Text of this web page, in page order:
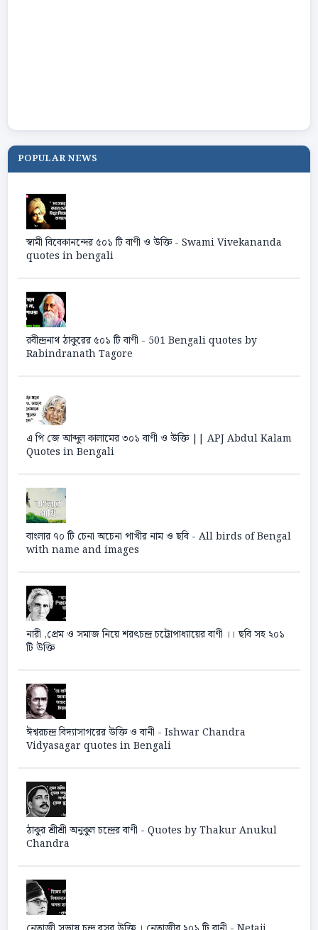
POPULAR NEWS
স্বামী বিবেকানন্দের ৫০১ টি বাণী ও উক্তি - Swami Vivekananda
quotes in bengali
রবীন্দ্রনাথ ঠাকুরের ৫০১ টি বাণী - 501 Bengali quotes by
Rabindranath Tagore
এ পি জে আব্দুল কালামের ৩০১ বাণী ও উক্তি || APJ Abdul Kalam
Quotes in Bengali
বাংলার ৭০ টি চেনা অচেনা পাখীর নাম ও ছবি - All birds of Bengal
with name and images
নারী ,প্রেম ও সমাজ নিয়ে শরৎচন্দ্র চট্টোপাধ্যায়ের বাণী ।। ছবি সহ ২০১
টি উক্তি
ঈশ্বরচন্দ্র বিদ্যাসাগরের উক্তি ও বানী - Ishwar Chandra
Vidyasagar quotes in Bengali
ঠাকুর শ্রীশ্রী অনুকুল চন্দ্রের বাণী - Quotes by Thakur Anukul
Chandra